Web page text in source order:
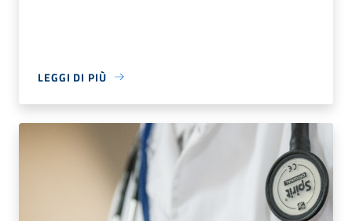
LEGGI DI PIÙ